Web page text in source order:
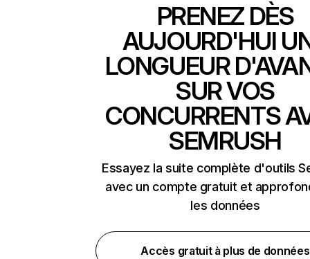
PRENEZ DÈS
AUJOURD'HUI
LONGUEUR
SUR VOS
CONCURRENTS
SEMRUSH
Essayez la suite complète d'outils
avec un compte gratuit et
les données
Accès gratuit à plus de données